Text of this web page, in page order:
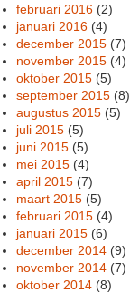
februari 2016 (2)
januari 2016 (4)
december 2015 (7)
november 2015 (4)
oktober 2015 (5)
september 2015 (8)
augustus 2015 (5)
juli 2015 (5)
juni 2015 (5)
mei 2015 (4)
april 2015 (7)
maart 2015 (5)
februari 2015 (4)
januari 2015 (6)
december 2014 (9)
november 2014 (7)
oktober 2014 (8)